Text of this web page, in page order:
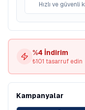
Hızlı ve güvenli
%4 İndirim
₺101 tasarruf edin
Kampanyalar